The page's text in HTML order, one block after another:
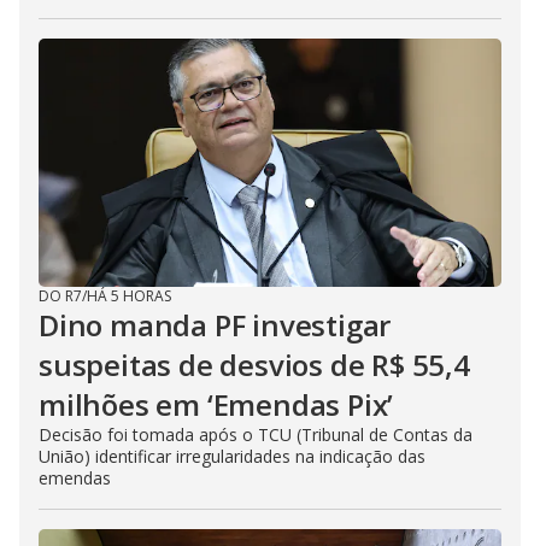
DO R7/HÁ 5 HORAS
Dino manda PF investigar
suspeitas de desvios de R$ 55,4
milhões em ‘Emendas Pix’
Decisão foi tomada após o TCU (Tribunal de Contas da
União) identificar irregularidades na indicação das
emendas